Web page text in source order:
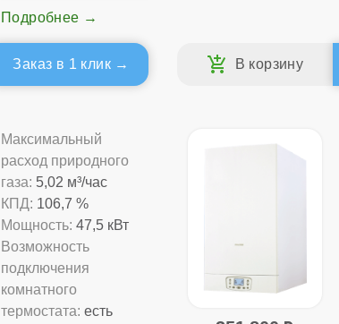
Подробнее
Заказ в 1 клик
Максимальный
расход природного
газа: 5,02 м³/час
КПД: 106,7 %
Мощность: 47,5 кВт
Возможность
подключения
комнатного
термостата: есть